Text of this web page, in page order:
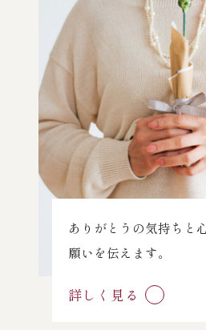
ありがとうの気持ちと
願いを伝えます。
詳しく見る